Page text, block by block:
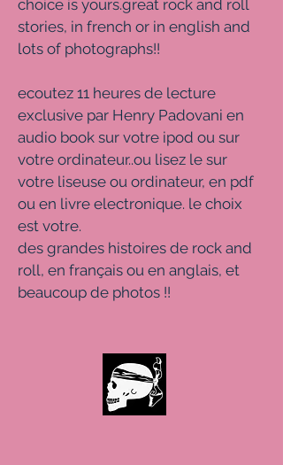
choice is yours.great rock and roll
stories, in french or in english and
lots of photographs!!
ecoutez 11 heures de lecture
exclusive par Henry Padovani en
audio book sur votre ipod ou sur
votre ordinateur..ou lisez le sur
votre liseuse ou ordinateur, en pdf
ou en livre electronique. le choix
est votre.
des grandes histoires de rock and
roll, en français ou en anglais, et
beaucoup de photos !!